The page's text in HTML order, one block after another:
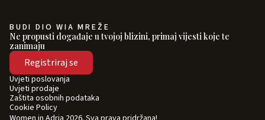
BUDI DIO WIA MREŽE
Ne propusti događaje u tvojoj blizini, primaj vijesti koje te
zanimaju
Registriraj se
Uvjeti poslovanja
Uvjeti prodaje
Zaštita osobnih podataka
Cookie Policy